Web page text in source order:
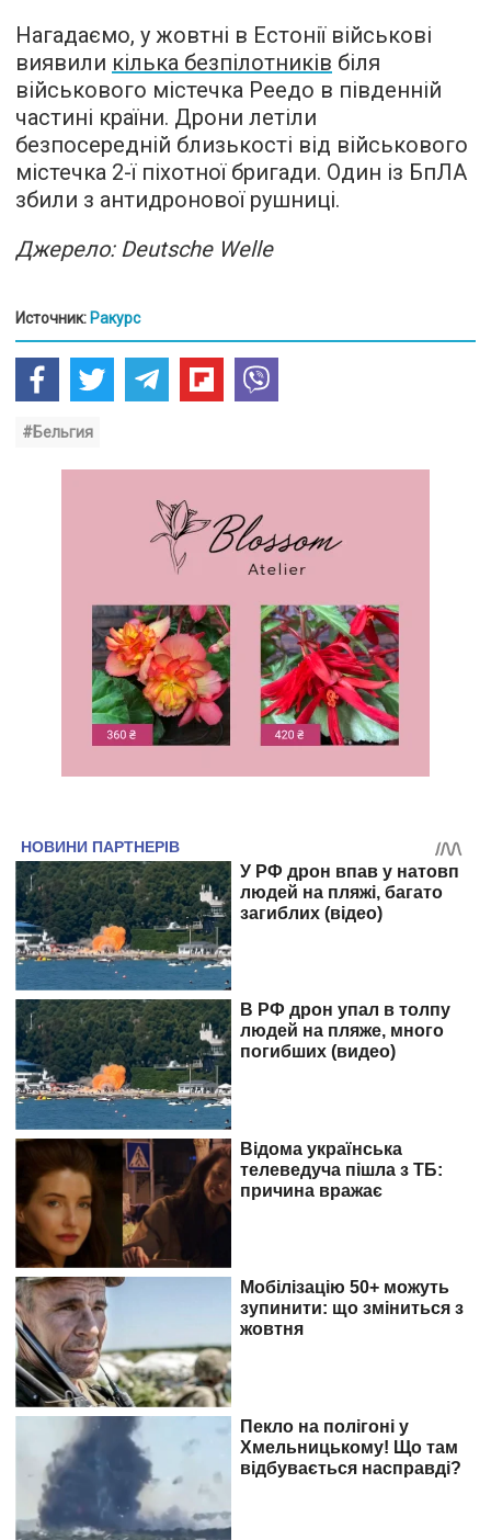
Нагадаємо, у жовтні в Естонії військові
виявили кілька безпілотників біля
військового містечка Реедо в південній
частині країни. Дрони летіли
безпосередній близькості від військового
містечка 2-ї піхотної бригади. Один із БпЛА
збили з антидронової рушниці.
Джерело: Deutsche Welle
Источник: Ракурс
#Бельгия